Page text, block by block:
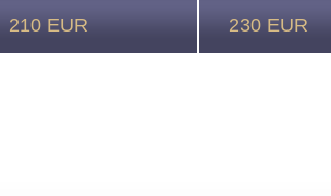
210 EUR 230 EUR